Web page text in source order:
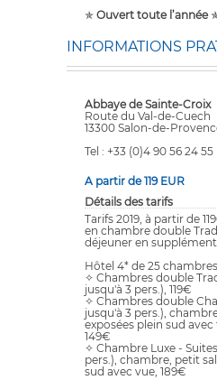
✯ Ouvert toute l’année
INFORMATIONS
Abbaye de Sainte-Croix
Route du Val-de-Cuech
13300 Salon-de-
Tel : +33 (0)4 90 56 24 55
A partir de 119 EUR
Détails des tarifs
Tarifs 2019, à partir de
en chambre double
déjeuner en
Hôtel 4* de 25
✧ Chambres double
jusqu'à 3 pers.), 119€
✧ Chambres double
jusqu'à 3 pers.),
exposées plein sud
149€
✧ Chambre Luxe -
pers.), chambre, petit
sud avec vue, 189€